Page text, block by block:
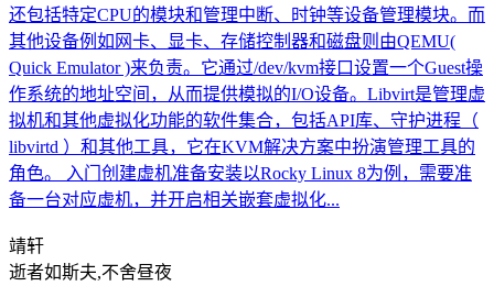
还包括特定CPU的模块和管理中断、时钟等设备管理模块。而
其他设备例如网卡、显卡、存储控制器和磁盘则由QEMU(
Quick Emulator )来负责。它通过/dev/kvm接口设置一个Guest操
作系统的地址空间，从而提供模拟的I/O设备。Libvirt是管理虚
拟机和其他虚拟化功能的软件集合，包括API库、守护进程（
libvirtd ）和其他工具，它在KVM解决方案中扮演管理工具的
角色。 入门创建虚机准备安装以Rocky Linux 8为例，需要准
备一台对应虚机，并开启相关嵌套虚拟化...
靖轩
逝者如斯夫,不舍昼夜